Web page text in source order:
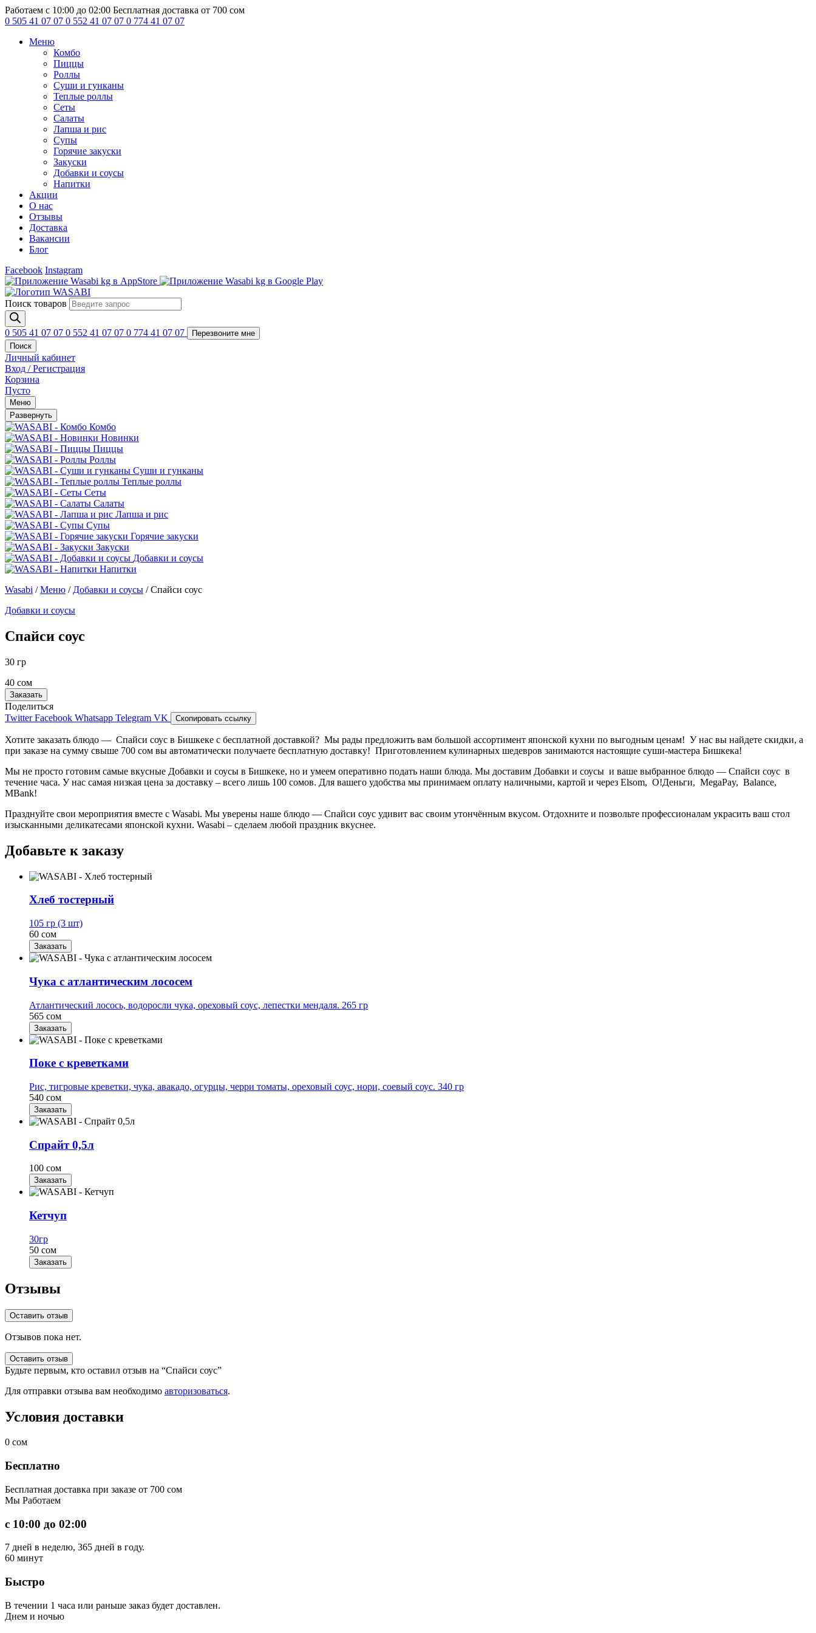
Работаем с 10:00 до 02:00 Бесплатная доставка от 700 сом
0 505 41 07 07 0 552 41 07 07 0 774 41 07 07
Меню
Комбо
Пиццы
Роллы
Суши и гунканы
Теплые роллы
Сеты
Салаты
Лапша и рис
Супы
Горячие закуски
Закуски
Добавки и соусы
Напитки
Акции
О нас
Отзывы
Доставка
Вакансии
Блог
Facebook Instagram
Поиск товаров
0 505 41 07 07 0 552 41 07 07 0 774 41 07 07
Перезвоните мне
Поиск
Личный кабинет
Вход / Регистрация
Корзина
Пусто
Меню
Развернуть
Комбо
Новинки
Пиццы
Роллы
Суши и гунканы
Теплые роллы
Сеты
Салаты
Лапша и рис
Супы
Горячие закуски
Закуски
Добавки и соусы
Напитки
Wasabi /Меню / Добавки и соусы /Спайси соус
Добавки и соусы
Спайси соус
30 гр
40 сом
Заказать
Поделиться
Twitter Facebook Whatsapp Telegram VK Скопировать ссылку
Хотите заказать блюдо — Спайси соус в Бишкеке с бесплатной доставкой? Мы рады предложить вам большой ассортимент японской кухни по выгодным ценам! У нас вы найдете скидки, а
при заказе на сумму свыше 700 сом вы автоматически получаете бесплатную доставку! Приготовлением кулинарных шедевров занимаются настоящие суши-мастера Бишкека!
Мы не просто готовим самые вкусные Добавки и соусы в Бишкеке, но и умеем оперативно подать наши блюда. Мы доставим Добавки и соусы и ваше выбранное блюдо — Спайси соус в
течение часа. У нас самая низкая цена за доставку – всего лишь 100 сомов. Для вашего удобства мы принимаем оплату наличными, картой и через Elsom, О!Деньги, MegaPay, Balance,
MBank!
Празднуйте свои мероприятия вместе с Wasabi. Мы уверены наше блюдо — Спайси соус удивит вас своим утончённым вкусом. Отдохните и позвольте профессионалам украсить ваш стол
изысканными деликатесами японской кухни. Wasabi – сделаем любой праздник вкуснее.
Добавьте к заказу
Хлеб тостерный
105 гр (3 шт)
60 сом
Заказать
Чука с атлантическим лососем
Атлантический лосось, водоросли чука, ореховый соус, лепестки мендаля. 265 гр
565 сом
Заказать
Поке с креветками
Рис, тигровые креветки, чука, авакадо, огурцы, черри томаты, ореховый соус, нори, соевый соус. 340 гр
540 сом
Заказать
Спрайт 0,5л
100 сом
Заказать
Кетчуп
30гр
50 сом
Заказать
Отзывы
Оставить отзыв
Отзывов пока нет.
Оставить отзыв
Будьте первым, кто оставил отзыв на “Спайси соус”
Для отправки отзыва вам необходимо авторизоваться.
Условия доставки
0 сом
Бесплатно
Бесплатная доставка при заказе от 700 сом
Мы Работаем
с 10:00 до 02:00
7 дней в неделю, 365 дней в году.
60 минут
Быстро
В течении 1 часа или раньше заказ будет доставлен.
Днем и ночью